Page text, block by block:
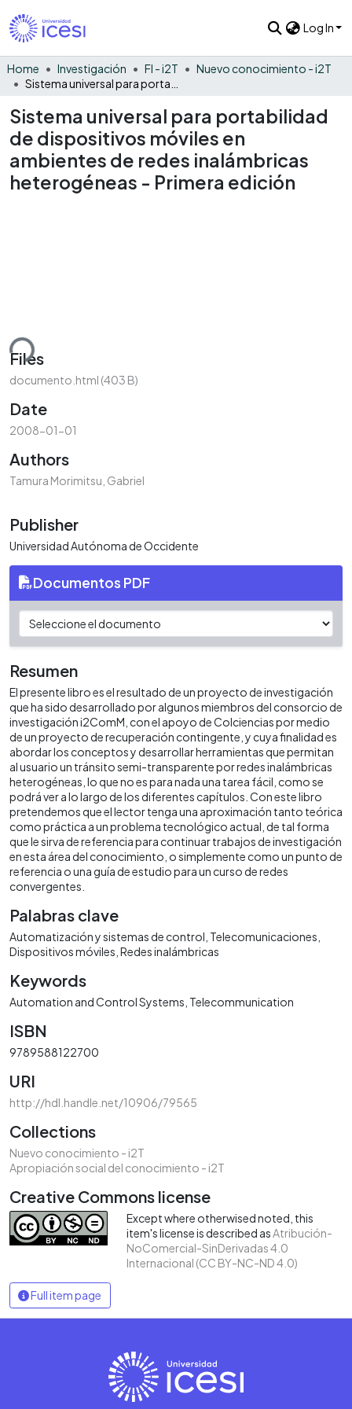
Log In
Home Investigación FI - i2T
Nuevo conocimiento - i2T
Sistema universal para portabilidad
de dispositivos móviles en
ambientes de redes inalámbricas
heterogéneas - Primera edición
Files
documento.html (403 B)
Date
2008-01-01
Authors
Tamura Morimitsu, Gabriel
Publisher
Universidad Autónoma de Occidente
Documentos PDF
Resumen
El presente libro es el resultado de un proyecto de investigación
que ha sido desarrollado por algunos miembros del consorcio de
investigación i2ComM, con el apoyo de Colciencias por medio
de un proyecto de recuperación contingente, y cuya finalidad es
abordar los conceptos y desarrollar herramientas que permitan
al usuario un tránsito semi-transparente por redes inalámbricas
heterogéneas, lo que no es para nada una tarea fácil, como se
podrá ver a lo largo de los diferentes capítulos. Con este libro
pretendemos que el lector tenga una aproximación tanto teórica
como práctica a un problema tecnológico actual, de tal forma
que le sirva de referencia para continuar trabajos de investigación
en esta área del conocimiento, o simplemente como un punto de
referencia o una guía de estudio para un curso de redes
convergentes.
Palabras clave
Automatización y sistemas de control Telecomunicaciones
Dispositivos móviles Redes inalámbricas
Keywords
Automation and Control Systems Telecommunication
ISBN
9789588122700
URI
http://hdl.handle.net/10906/79565
Collections
Nuevo conocimiento - i2T
Apropiación social del conocimiento - i2T
Creative Commons license
Except where otherwised noted, this
item's license is described asAtribución-
NoComercial-SinDerivadas 4.0
Internacional (CC BY-NC-ND 4.0)
Full item page